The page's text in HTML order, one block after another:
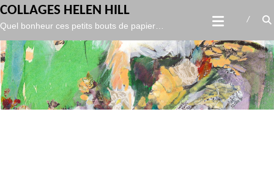
gtag('config', 'UA-119986127-1', );
to
content
COLLAGES HELEN HILL
Quel bonheur ces petits bouts de papier…